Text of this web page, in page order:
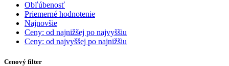
Obľúbenosť
Priemerné hodnotenie
Najnovšie
Ceny: od najnižšej po najvyššiu
Ceny: od najvyššej po najnižšiu
Cenový filter